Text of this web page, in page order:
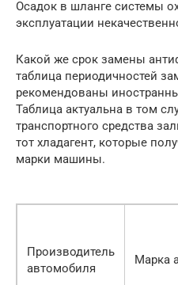
Осадок в шланге системы
эксплуатации
Какой же срок замены
таблица периодичностей
рекомендованы
Таблица актуальна в том
транспортного средства
тот хладагент, которые
марки машины.
Производитель
автомобиля
Марка